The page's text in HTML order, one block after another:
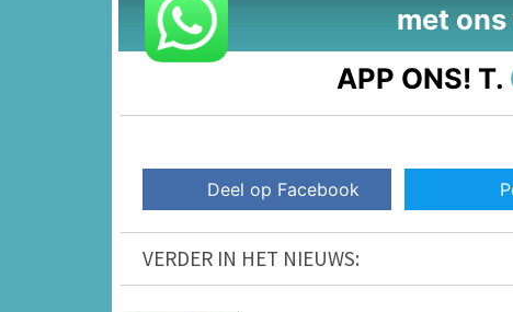
met
APP ONS! T.
Deel op Facebook
VERDER IN HET NIEUWS: